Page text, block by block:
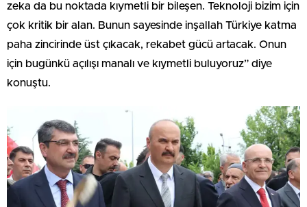
zeka da bu noktada kıymetli bir bileşen. Teknoloji bizim için
çok kritik bir alan. Bunun sayesinde inşallah Türkiye katma
paha zincirinde üst çıkacak, rekabet gücü artacak. Onun
için bugünkü açılışı manalı ve kıymetli buluyoruz” diye
konuştu.